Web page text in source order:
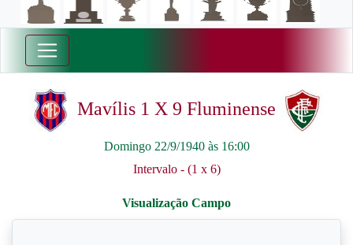
Mavílis 1 X 9 Fluminense
Domingo 22/9/1940 às 16:00
Intervalo - (1 x 6)